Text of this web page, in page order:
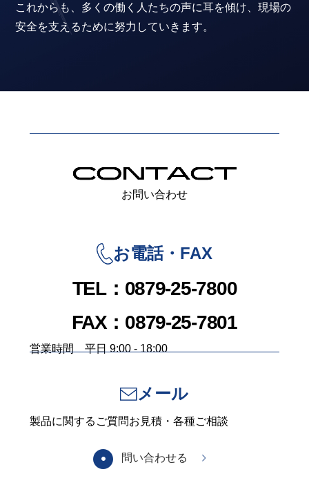
これからも、多くの働く人たちの声に耳を傾け、現場の
安全を支えるために努力していきます。
お問い合わせ
お電話・FAX
TEL：0879-25-7800
FAX：0879-25-7801
営業時間 平日 9:00 - 18:00
メール
製品に関するご質問お見積・各種ご相談
問い合わせる